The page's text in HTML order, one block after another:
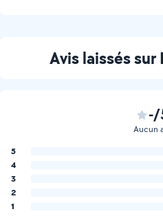
Avis laissés
Aucun
5
4
3
2
1